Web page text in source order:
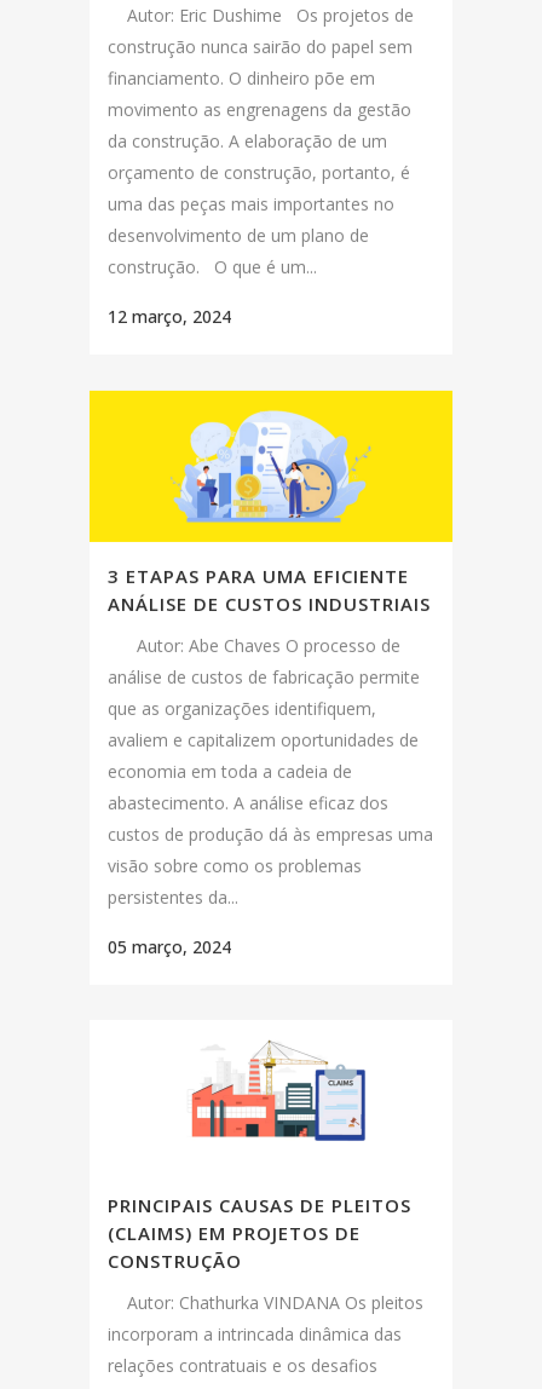
Autor: Eric Dushime Os projetos de
construção nunca sairão do papel sem
financiamento. O dinheiro põe em
movimento as engrenagens da gestão
da construção. A elaboração de um
orçamento de construção, portanto, é
uma das peças mais importantes no
desenvolvimento de um plano de
construção. O que é um...
12 março, 2024
3 ETAPAS PARA UMA EFICIENTE
ANÁLISE DE CUSTOS INDUSTRIAIS
Autor: Abe Chaves O processo de
análise de custos de fabricação permite
que as organizações identifiquem,
avaliem e capitalizem oportunidades de
economia em toda a cadeia de
abastecimento. A análise eficaz dos
custos de produção dá às empresas uma
visão sobre como os problemas
persistentes da...
05 março, 2024
PRINCIPAIS CAUSAS DE PLEITOS
(CLAIMS) EM PROJETOS DE
CONSTRUÇÃO
Autor: Chathurka VINDANA Os pleitos
incorporam a intrincada dinâmica das
relações contratuais e os desafios